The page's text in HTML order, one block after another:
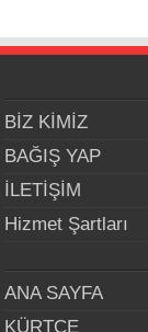
BİZ KİMİZ
BAĞIŞ YAP
İLETİŞİM
Hizmet Şartları
ANA SAYFA
KÜRTÇE